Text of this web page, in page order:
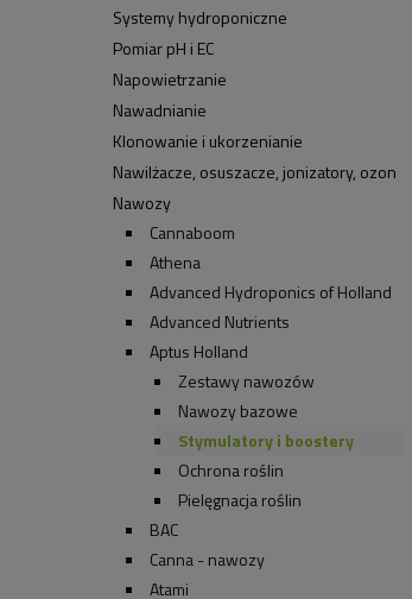
Systemy hydroponiczne
Pomiar pH i EC
Napowietrzanie
Nawadnianie
Klonowanie i ukorzenianie
Nawilżacze, osuszacze, jonizatory, ozon
Nawozy
Cannaboom
Athena
Advanced Hydroponics of Holland
Advanced Nutrients
Aptus Holland
Zestawy nawozów
Nawozy bazowe
Stymulatory i boostery
Ochrona roślin
Pielęgnacja roślin
BAC
Canna - nawozy
Atami